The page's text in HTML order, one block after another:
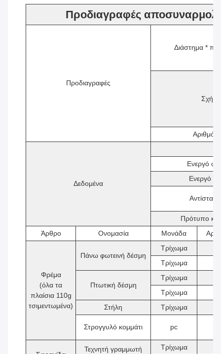
Προδιαγραφές
Προδιαγραφές
Διάστημα *
Αριθμός
Δεδομένα
Ενεργό
Ενεργό
Πρότυπο
Άρθρο
Ονομασία Μονάδα
Φρέμα
(όλα τα
πλαίσια 110g
τσιμεντωμένα)
Πάνω φωτεινή δέσμη
Τρίχωμα
Τρίχωμα
Πτωτική δέσμη
Τρίχωμα
Τρίχωμα
Στήλη
Τρίχωμα
Στρογγυλό κομμάτι pc
Τεχνητή γραμμωτή
Τρίχωμα